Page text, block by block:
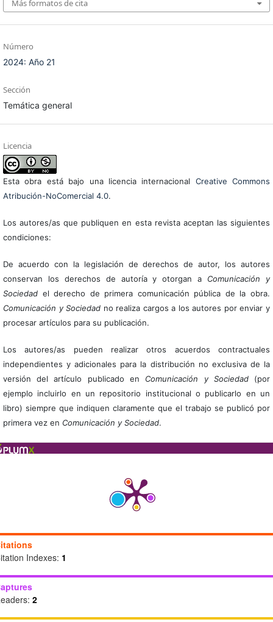
Más formatos de cita
Número
2024: Año 21
Sección
Temática general
Licencia
Esta obra está bajo una licencia internacional Creative Commons
Atribución-NoComercial 4.0.
Los autores/as que publiquen en esta revista aceptan las siguientes
condiciones:
De acuerdo con la legislación de derechos de autor, los autores
conservan los derechos de autoría y otorgan a Comunicación y
Sociedadel derecho de primera comunicación pública de la obra.
Comunicación y Sociedad no realiza cargos a los autores por enviar y
procesar artículos para su publicación.
Los autores/as pueden realizar otros acuerdos contractuales
independientes y adicionales para la distribución no exclusiva de la
versión del artículo publicado en Comunicación y Sociedad(por
ejemplo incluirlo en un repositorio institucional o publicarlo en un
libro) siempre que indiquen claramente que el trabajo se publicó por
primera vez en Comunicación y Sociedad.
Indexes: 1
2